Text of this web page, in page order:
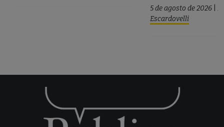
5 de agosto de 2026
Escardovelli